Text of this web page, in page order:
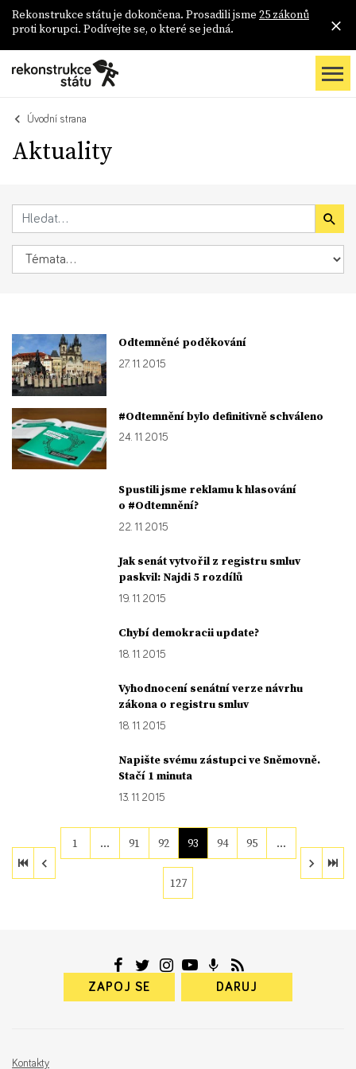
Rekonstrukce státu je dokončena. Prosadili jsme 25 zákonů
proti korupci. Podívejte se, o které se jedná.
Úvodní strana
Aktuality
Odtemněné poděkování
27. 11. 2015
#Odtemnění bylo definitivně schváleno
24. 11. 2015
Spustili jsme reklamu k hlasování
o #Odtemnění?
22. 11. 2015
Jak senát vytvořil z registru smluv
paskvil: Najdi 5 rozdílů
19. 11. 2015
Chybí demokracii update?
18. 11. 2015
Vyhodnocení senátní verze návrhu
zákona o registru smluv
18. 11. 2015
Napište svému zástupci ve Sněmovně.
Stačí 1 minuta
13. 11. 2015
1 … 91 92 93 94 95 …
127
ZAPOJ SE DARUJ
Kontakty